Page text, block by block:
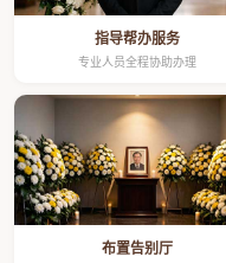
指导帮办服务
专业人员全程协助办理
布置告别厅